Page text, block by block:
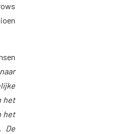
het
het
De